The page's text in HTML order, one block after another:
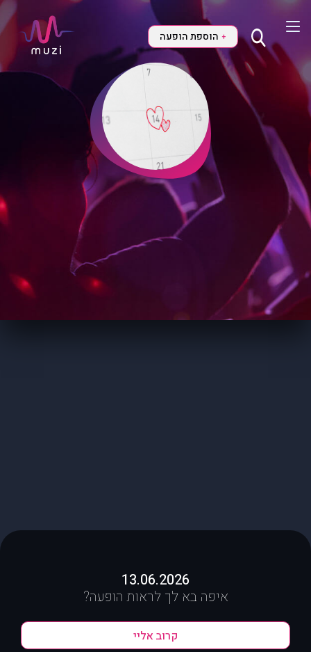
+ הוספת הופעה
13.06.2026
איפה בא לך לראות הופעה?